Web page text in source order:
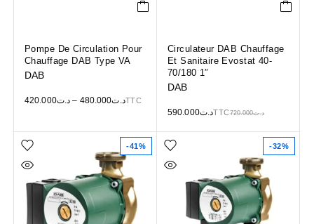
Pompe De Circulation Pour
Chauffage DAB Type VA
DAB
د.ت420.000 – د.ت480.000 TTC
Circulateur DAB Chauffage
Et Sanitaire Evostat 40-
70/180 1″
DAB
د.ت720.000 د.ت590.000 TTC
-41% -32%